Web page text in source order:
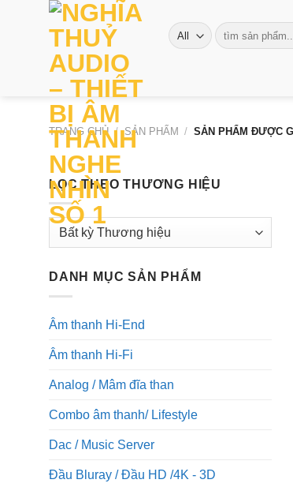
Tìm
kiếm:
TRANG CHỦ / SẢN PHẨM / SẢN PHẨM ĐƯỢC
LỌC THEO THƯƠNG HIỆU
DANH MỤC SẢN PHẨM
Âm thanh Hi-End
Âm thanh Hi-Fi
Analog / Mâm đĩa than
Combo âm thanh/ Lifestyle
Dac / Music Server
Đầu Bluray / Đầu HD /4K - 3D